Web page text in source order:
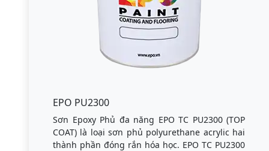
EPO PU2300
Sơn Epoxy Phủ đa năng EPO TC PU2300 (TOP
COAT) là loại sơn phủ polyurethane acrylic hai
thành phần đóng rắn hóa học. EPO TC PU2300